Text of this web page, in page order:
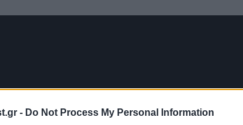
- Do Not Process My Personal Information